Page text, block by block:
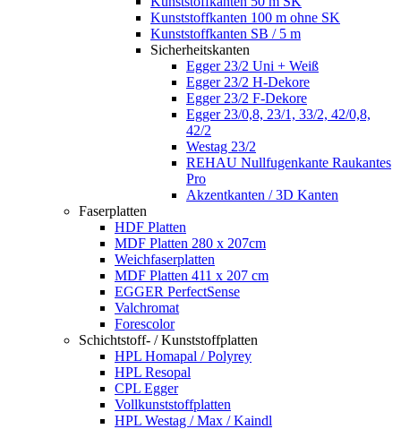
Kunststoffkanten 100 m ohne SK
Kunststoffkanten SB / 5 m
Sicherheitskanten
Egger 23/2 Uni + Weiß
Egger 23/2 H-Dekore
Egger 23/2 F-Dekore
Egger 23/0,8, 23/1, 33/2, 42/0,8,
42/2
Westag 23/2
REHAU Nullfugenkante Raukantes
Pro
Akzentkanten / 3D Kanten
Faserplatten
HDF Platten
MDF Platten 280 x 207cm
Weichfaserplatten
MDF Platten 411 x 207 cm
EGGER PerfectSense
Valchromat
Forescolor
Schichtstoff- / Kunststoffplatten
HPL Homapal / Polyrey
HPL Resopal
CPL Egger
Vollkunststoffplatten
HPL Westag / Max / Kaindl